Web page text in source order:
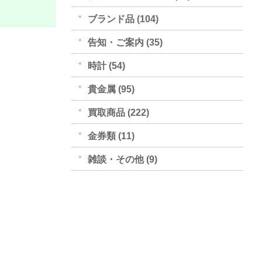
ブランド品 (104)
告知・ご案内 (35)
時計 (54)
貴金属 (95)
買取商品 (222)
金券類 (11)
雑談・その他 (9)